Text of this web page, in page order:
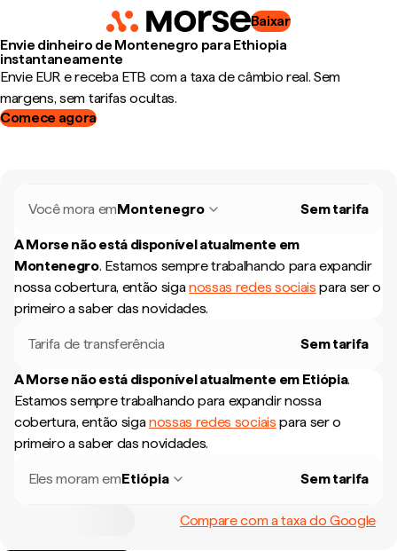
Baixar
Envie dinheiro de Montenegro para Ethiopia
instantaneamente
Envie EUR e receba ETB com a taxa de câmbio real. Sem
margens, sem tarifas ocultas.
Comece agora
Você mora emMontenegro Sem tarifa
A Morse não está disponível atualmente em
Montenegro. Estamos sempre trabalhando para expandir
nossa cobertura, então siganossas redes sociais para ser o
primeiro a saber das novidades.
Tarifa de transferência Sem tarifa
A Morse não está disponível atualmente em Etiópia.
Estamos sempre trabalhando para expandir nossa
cobertura, então siganossas redes sociais para ser o
primeiro a saber das novidades.
Eles moram emEtiópia Sem tarifa
Compare com a taxa do Google